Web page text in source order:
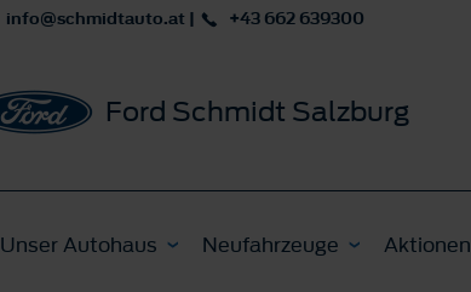
info@schmidtauto.at | +43 662 639300
Ford Schmidt Salzburg
Unser Autohaus Neufahrzeuge Aktionen